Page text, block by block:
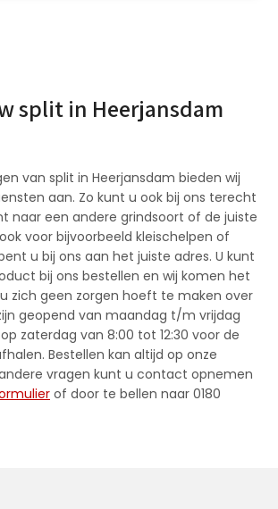
split in Heerjansdam
van split in Heerjansdam bieden wij
aan. Zo kunt u ook bij ons terecht
naar een andere grindsoort of de juiste
voor bijvoorbeeld kleischelpen of
u bij ons aan het juiste adres. U kunt
bij ons bestellen en wij komen het
zich geen zorgen hoeft te maken over
geopend van maandag t/m vrijdag
zaterdag van 8:00 tot 12:30 voor de
Bestellen kan altijd op onze
vragen kunt u contact opnemen
of door te bellen naar 0180